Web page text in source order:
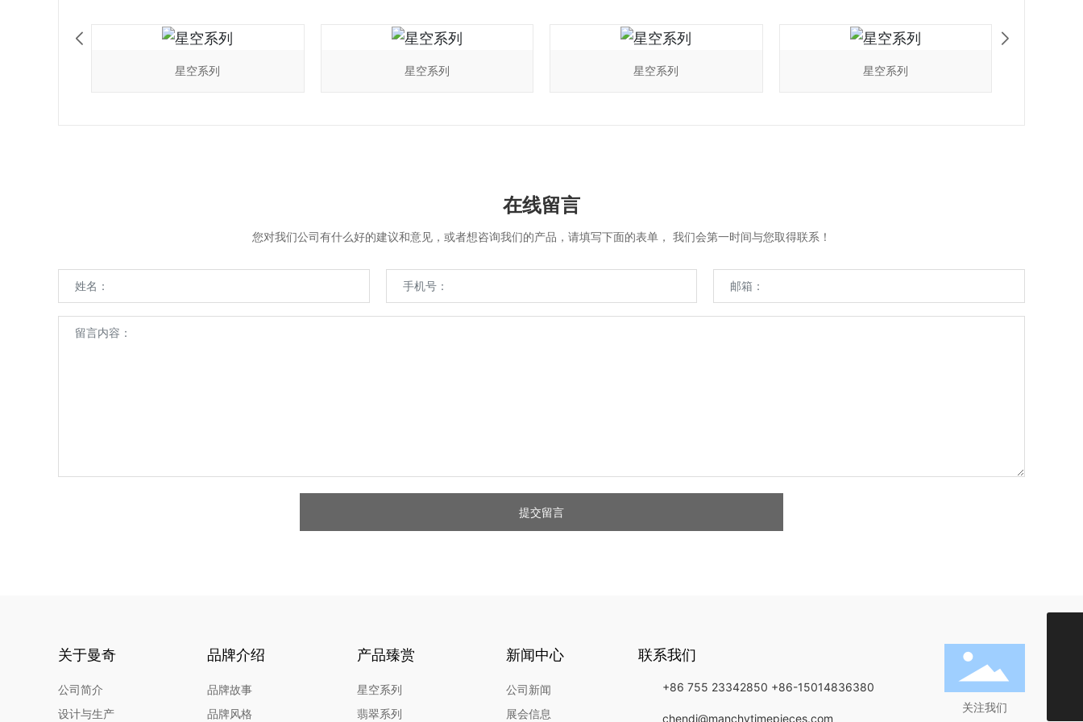
星空系列 星空系列 星空系列 星空系列
在线留言
您对我们公司有什么好的建议和意见，或者想咨询我们的产品，请填写下面的表单， 我们会第一时间与您取得联系！
提交留言
关于曼奇
公司简介
设计与生产
品牌介绍
品牌故事
品牌风格
产品臻赏
星空系列
翡翠系列
新闻中心
公司新闻
展会信息
联系我们
+86 755 23342850 +86-15014836380
chendi@manchytimepieces.com
关注我们
+852-21349818
chendi@manchytimepieces.com